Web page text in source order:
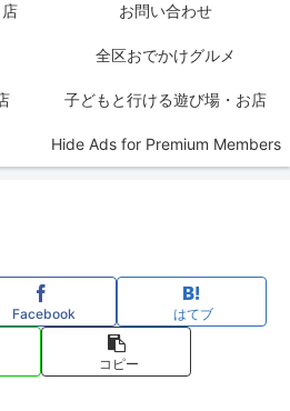
お問い合わせ
全区おでかけグルメ
子どもと行ける遊び場・お店
Hide Ads for Premium Members
Facebook はてブ
コピー